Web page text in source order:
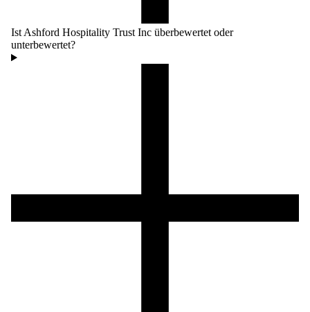
Ist Ashford Hospitality Trust Inc überbewertet oder
unterbewertet?